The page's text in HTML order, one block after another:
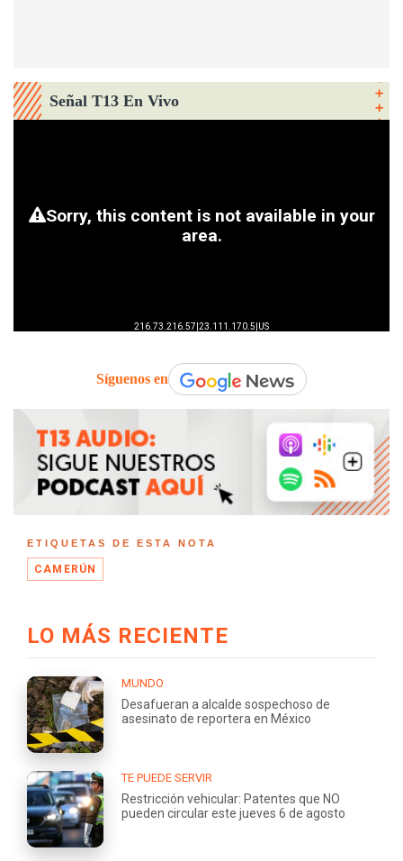
Señal T13 En Vivo
Síguenos en
ETIQUETAS DE ESTA NOTA
CAMERÚN
LO MÁS RECIENTE
MUNDO
Desafueran a alcalde sospechoso de
asesinato de reportera en México
TE PUEDE SERVIR
Restricción vehicular: Patentes que NO
pueden circular este jueves 6 de agosto